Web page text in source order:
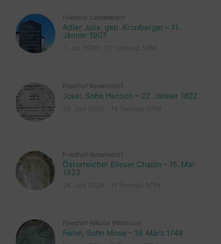
Friedhof Lackenbach
Adler Julie, geb. Kronberger – 11.
Jänner 1907
Friedhof Kobersdorf
Josel, Sohn Henoch – 22. Jänner 1822
Friedhof Kobersdorf
Österreicher Elieser Chajim – 15. Mai
1923
Friedhof Nikolai (Mikolow)
Feitel, Sohn Mose – 18. März 1748